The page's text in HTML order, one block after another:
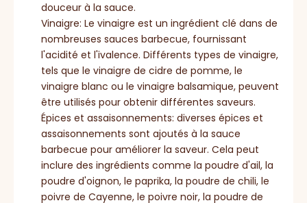
douceur à la sauce.
Vinaigre: Le vinaigre est un ingrédient clé dans de
nombreuses sauces barbecue, fournissant
l'acidité et l'ivalence. Différents types de vinaigre,
tels que le vinaigre de cidre de pomme, le
vinaigre blanc ou le vinaigre balsamique, peuvent
être utilisés pour obtenir différentes saveurs.
Épices et assaisonnements: diverses épices et
assaisonnements sont ajoutés à la sauce
barbecue pour améliorer la saveur. Cela peut
inclure des ingrédients comme la poudre d'ail, la
poudre d'oignon, le paprika, la poudre de chili, le
poivre de Cayenne, le poivre noir, la poudre de